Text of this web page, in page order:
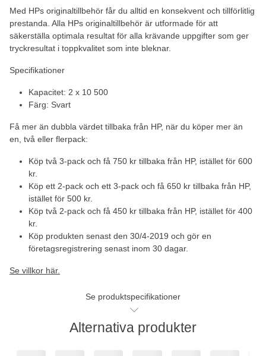
Med HPs originaltillbehör får du alltid en konsekvent och tillförlitlig
prestanda. Alla HPs originaltillbehör är utformade för att
säkerställa optimala resultat för alla krävande uppgifter som ger
tryckresultat i toppkvalitet som inte bleknar.
Specifikationer
Kapacitet: 2 x 10 500
Färg: Svart
Få mer än dubbla värdet tillbaka från HP, när du köper mer än
en, två eller flerpack:
Köp två 3-pack och få 750 kr tillbaka från HP, istället för 600
kr.
Köp ett 2-pack och ett 3-pack och få 650 kr tillbaka från HP,
istället för 500 kr.
Köp två 2-pack och få 450 kr tillbaka från HP, istället för 400
kr.
Köp produkten senast den 30/4-2019 och gör en
företagsregistrering senast inom 30 dagar.
Se villkor här.
Se produktspecifikationer
Alternativa produkter